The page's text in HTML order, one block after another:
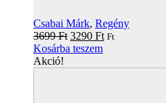
Csabai Márk, Regény
3699Ft Original
price
3290 FtCurrent
Ft
Kosárba teszem
Akció!